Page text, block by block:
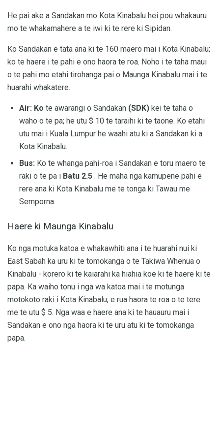
He pai ake a Sandakan mo Kota Kinabalu hei pou whakauru
mo te whakamahere a te iwi ki te rere ki Sipidan.
Ko Sandakan e tata ana ki te 160 maero mai i Kota Kinabalu;
ko te haere i te pahi e ono haora te roa. Noho i te taha maui
o te pahi mo etahi tirohanga pai o Maunga Kinabalu mai i te
huarahi whakatere.
Air: Ko te awarangi o Sandakan (SDK) kei te taha o
waho o te pa; he utu $ 10 te taraihi ki te taone. Ko etahi
utu mai i Kuala Lumpur he waahi atu ki a Sandakan ki a
Kota Kinabalu.
Bus: Ko te whanga pahi-roa i Sandakan e toru maero te
raki o te pa i Batu 2.5 . He maha nga kamupene pahi e
rere ana ki Kota Kinabalu me te tonga ki Tawau me
Semporna.
Haere ki Maunga Kinabalu
Ko nga motuka katoa e whakawhiti ana i te huarahi nui ki
East Sabah ka uru ki te tomokanga o te Takiwa Whenua o
Kinabalu - korero ki te kaiarahi ka hiahia koe ki te haere ki te
papa. Ka waiho tonu i nga wa katoa mai i te motunga
motokoto raki i Kota Kinabalu; e rua haora te roa o te tere
me te utu $ 5. Nga waa e haere ana ki te hauauru mai i
Sandakan e ono nga haora ki te uru atu ki te tomokanga
papa.